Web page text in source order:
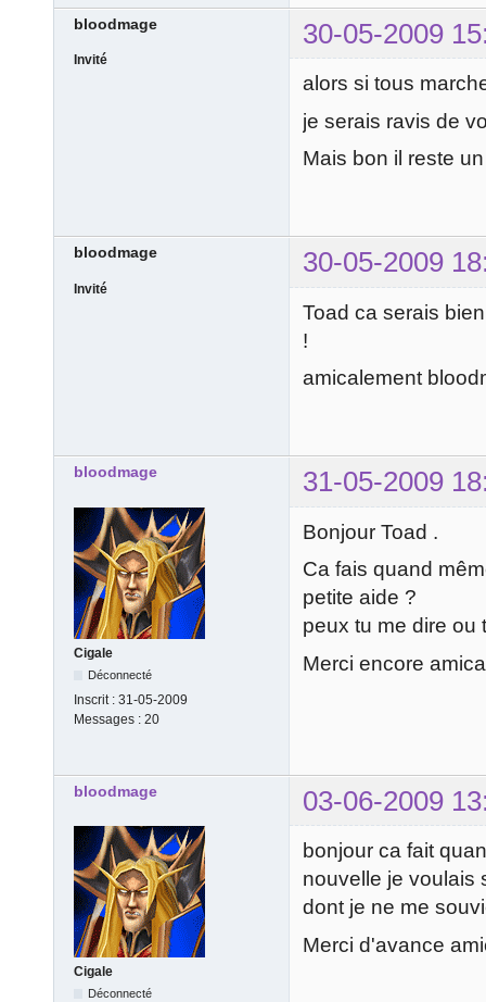
bloodmage 30-05-2009
Invité
alors si tous
je serais ravis de
Mais bon il reste
bloodmage 30-05-2009
Invité
Toad ca serais
!
amicalement
bloodmage 31-05-2009
Cigale
Déconnecté
Inscrit : 31-05-2009
Messages : 20
Bonjour Toad .
Ca fais quand
petite aide ?
peux tu me dire ou
Merci encore
bloodmage 03-06-2009
Cigale
Déconnecté
bonjour ca fait
nouvelle je voulais
dont je ne me
Merci d'avance